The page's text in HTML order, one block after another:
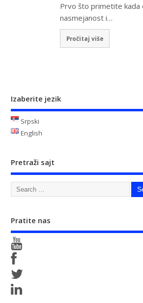
Prvo što primetite kada
nasmejanost i…
Pročitaj više
Izaberite jezik
Srpski
English
Pretraži sajt
Pratite nas